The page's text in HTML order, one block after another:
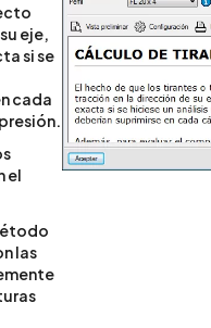
eje,
si se
cada
el
las